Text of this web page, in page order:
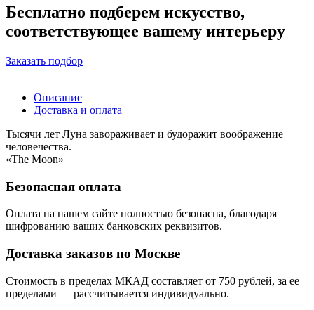
Бесплатно подберем искусство,
соответствующее вашему интерьеру
Заказать подбор
Описание
Доставка и оплата
Тысячи лет Луна завораживает и будоражит воображение
человечества.
«The Moon»
Безопасная оплата
Оплата на нашем сайте полностью безопасна, благодаря
шифрованию ваших банковских реквизитов.
Доставка заказов по Москве
Стоимость в пределах МКАД составляет от 750 рублей, за ее
пределами — рассчитывается индивидуально.